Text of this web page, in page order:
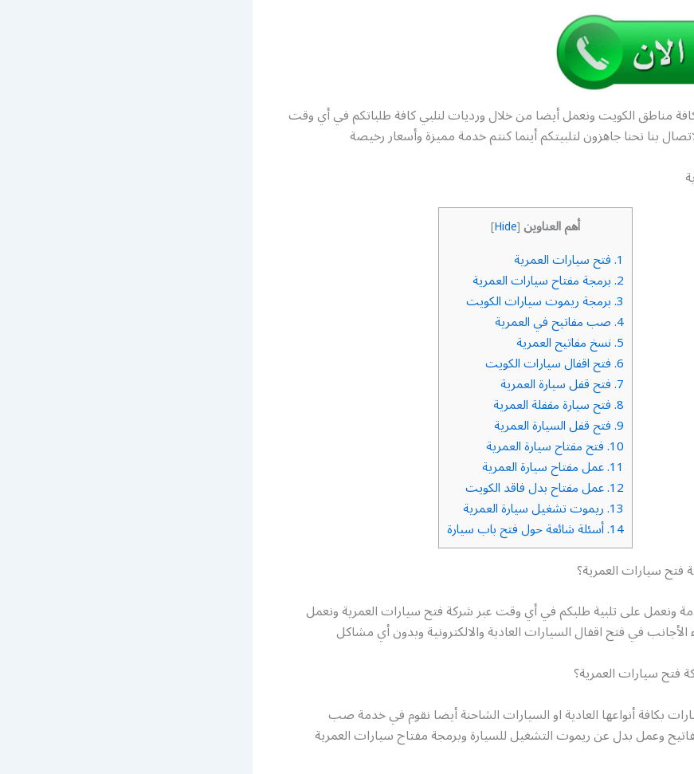
مناطق الكويت ونعمل أيضا من خلال ورديات لنلبي كافة طلباتكم في أي وقت
بنا نحنا جاهزون لتلبيتكم أينما كنتم خدمة مميزة وأسعار رخيصة
أهم العناوين [
Hide
]
1. فتح سيارات العمرية
2. برمجة مفتاح سيارات العمرية
3. برمجة ريموت سيارات الكويت
4. صب مفاتيح في العمرية
5. نسخ مفاتيح العمرية
6. فتح اقفال سيارات الكويت
7. فتح قفل سيارة العمرية
8. فتح سيارة مقفلة العمرية
9. فتح قفل السيارة العمرية
10. فتح مفتاح سيارة العمرية
11. عمل مفتاح سيارة العمرية
12. عمل مفتاح بدل فاقد الكويت
13. ريموت تشغيل سيارة العمرية
14. أسئلة شائعة حول فتح باب سيارة
سيارات العمرية؟
ونعمل على تلبية طلبكم في أي وقت عبر شركة فتح سيارات العمرية ونعمل
الأجانب في فتح اقفال السيارات العادية والالكترونية وبدون أي مشاكل
سيارات العمرية؟
بكافة أنواعها العادية او السيارات الشاحنة أيضا نقوم في خدمة صب
وعمل بدل عن ريموت التشغيل للسيارة وبرمجة مفتاح سيارات العمرية